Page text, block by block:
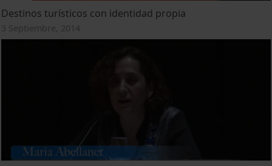
Destinos turísticos con identidad propia
3 Septiembre, 2014